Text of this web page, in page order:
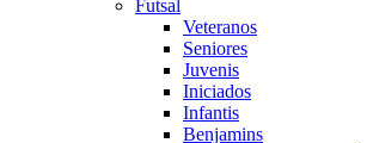
Futsal
Veteranos
Seniores
Juvenis
Iniciados
Infantis
Benjamins